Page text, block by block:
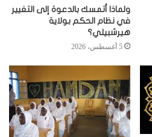
ولماذا أتمسك بالدعوة إلى التغيير
في نظام الحكم بولاية
هيرشبيلي؟
5 أغسطس، 2026